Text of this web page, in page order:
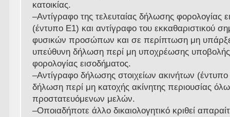
κατοικίας.
–Αντίγραφο της τελευταίας δήλωσης φορολογίας
(έντυπο Ε1) και αντίγραφο του εκκαθαριστικού
φυσικών προσώπων και σε περίπτωση μη
υπεύθυνη δήλωση περί μη υποχρέωσης
φορολογίας εισοδήματος.
–Αντίγραφο δήλωσης στοιχείων ακινήτων
δήλωση περί μη κατοχής ακίνητης περιουσίας
προστατευόμενων μελών.
–Οποιαδήποτε άλλο δικαιολογητικό κριθεί